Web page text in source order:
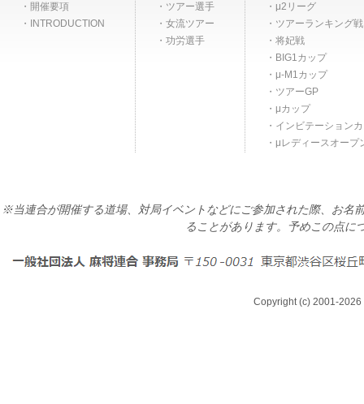
開催要項
INTRODUCTION
ツアー選手
女流ツアー
功労選手
μ2リーグ
ツアーランキング
将妃戦
BIG1カップ
μ-M1カップ
ツアーGP
μカップ
インビテーション
μレディースオープ
※当連合が開催する道場、対局イベントなどにご参加された際、お名
ることがあります。予めこの点に
Copyright (c) 2001-